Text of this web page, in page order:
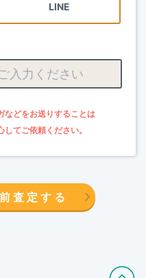
LINE
査定する